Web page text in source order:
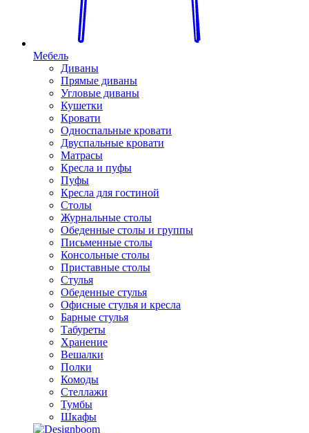
Мебель
Диваны
Прямые диваны
Угловые диваны
Кушетки
Кровати
Односпальные кровати
Двуспальные кровати
Матрасы
Кресла и пуфы
Пуфы
Кресла для гостиной
Столы
Журнальные столы
Обеденные столы и группы
Письменные столы
Консольные столы
Приставные столы
Стулья
Обеденные стулья
Офисные стулья и кресла
Барные стулья
Табуреты
Хранение
Вешалки
Полки
Комоды
Стеллажи
Тумбы
Шкафы